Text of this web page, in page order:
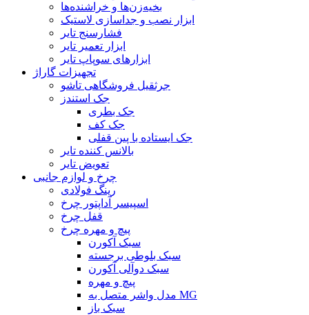
بخیه‌زن‌ها و خراشنده‌ها
ابزار نصب و جداسازی لاستیک
فشارسنج تایر
ابزار تعمیر تایر
ابزارهای سوپاپ تایر
تجهیزات گاراژ
جرثقیل فروشگاهی تاشو
جک استندز
جک بطری
جک کف
جک ایستاده با پین قفلی
بالانس کننده تایر
تعویض تایر
چرخ و لوازم جانبی
رینگ فولادی
اسپیسر آداپتور چرخ
قفل چرخ
پیچ و مهره چرخ
سبک آکورن
سبک بلوطی برجسته
سبک دوآلی آکورن
پیچ و مهره
مدل واشر متصل به MG
سبک باز